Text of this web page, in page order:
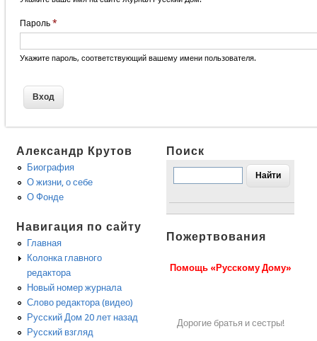
Пароль *
Укажите пароль, соответствующий вашему имени пользователя.
Александр Крутов
Биография
О жизни, о себе
О Фонде
Навигация по сайту
Главная
Колонка главного
редактора
Новый номер журнала
Слово редактора (видео)
Русский Дом 20 лет назад
Русский взгляд
Поиск
Пожертвования
Помощь «Русскому Дому»
Дорогие братья и сестры!